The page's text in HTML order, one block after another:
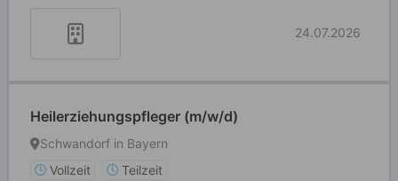
24.07.2026
Heilerziehungspfleger (m/w/d)
Schwandorf in Bayern
Vollzeit
Teilzeit